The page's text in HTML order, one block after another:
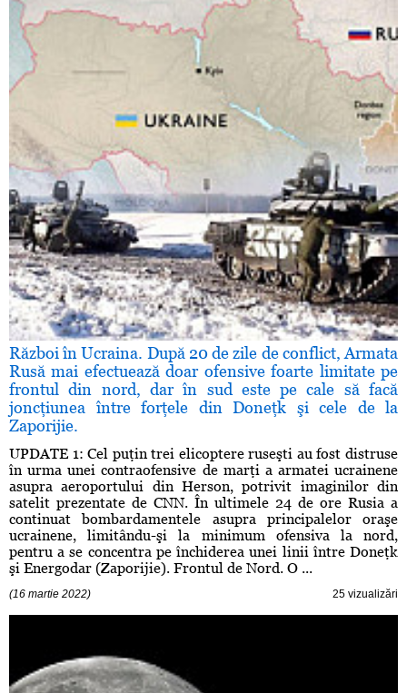
Război în Ucraina. După 20 de zile de conflict, Armata
Rusă mai efectuează doar ofensive foarte limitate pe
frontul din nord, dar în sud este pe cale să facă
joncţiunea între forţele din Doneţk şi cele de la
Zaporijie.
UPDATE 1: Cel puţin trei elicoptere ruseşti au fost distruse
în urma unei contraofensive de marţi a armatei ucrainene
asupra aeroportului din Herson, potrivit imaginilor din
satelit prezentate de CNN. În ultimele 24 de ore Rusia a
continuat bombardamentele asupra principalelor oraşe
ucrainene, limitându-şi la minimum ofensiva la nord,
pentru a se concentra pe închiderea unei linii între Doneţk
şi Energodar (Zaporijie). Frontul de Nord. O ...
(16 martie 2022) 25 vizualizări